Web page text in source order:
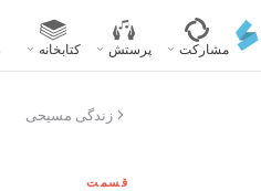
مشارکت پرستش کتابخانه
زندگی مسیحی
قسمت